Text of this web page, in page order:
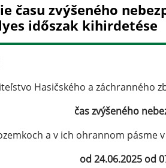
času zvýšeného
időszak kihirdetése
Hasičského a záchranného
čas zvýšeného
a v ich ohrannom pásme
od 24.06.2025 od